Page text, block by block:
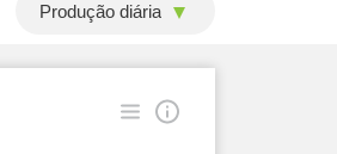
Produção diária